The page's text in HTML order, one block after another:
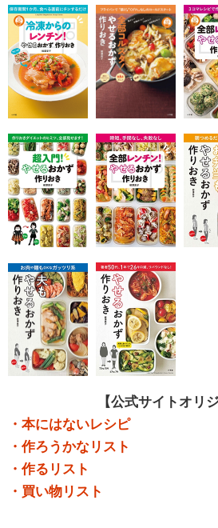
【公式サイトオリ
・本にはないレシピ
・作ろうかなリスト
・作るリスト
・買い物リスト